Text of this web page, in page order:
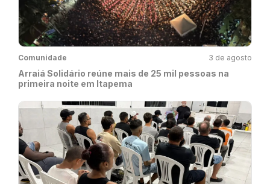
Comunidade 3 de agosto
Arraiá Solidário reúne mais de 25 mil pessoas na
primeira noite em Itapema